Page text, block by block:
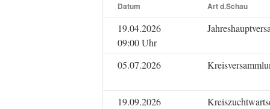
Datum Art d.Schau
19.04.2026
09:00 Uhr
05.07.2026
19.09.2026